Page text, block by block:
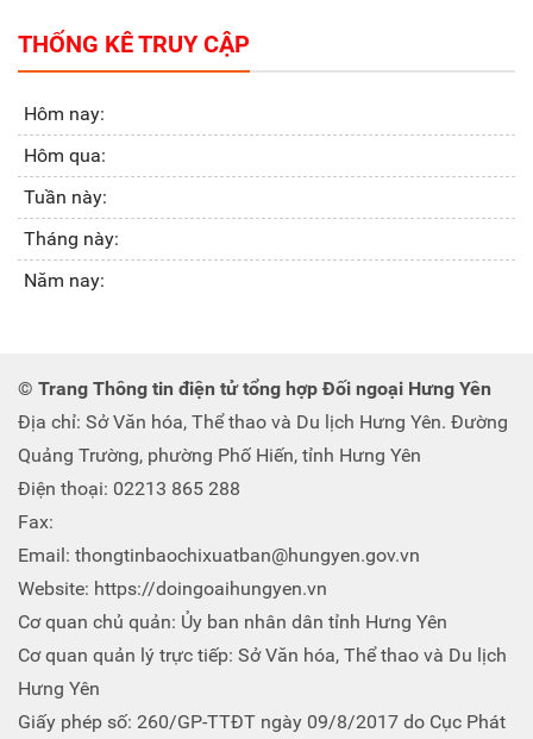
THỐNG KÊ TRUY CẬP
Hôm nay:
Hôm qua:
Tuần này:
Tháng này:
Năm nay:
© Trang Thông tin điện tử tổng hợp Đối ngoại Hưng Yên
Địa chỉ: Sở Văn hóa, Thể thao và Du lịch Hưng Yên. Đường
Quảng Trường, phường Phố Hiến, tỉnh Hưng Yên
Điện thoại: 02213 865 288
Fax:
Email: thongtinbaochixuatban@hungyen.gov.vn
Website: https://doingoaihungyen.vn
Cơ quan chủ quản: Ủy ban nhân dân tỉnh Hưng Yên
Cơ quan quản lý trực tiếp: Sở Văn hóa, Thể thao và Du lịch
Hưng Yên
Giấy phép số: 260/GP-TTĐT ngày 09/8/2017 do Cục Phát